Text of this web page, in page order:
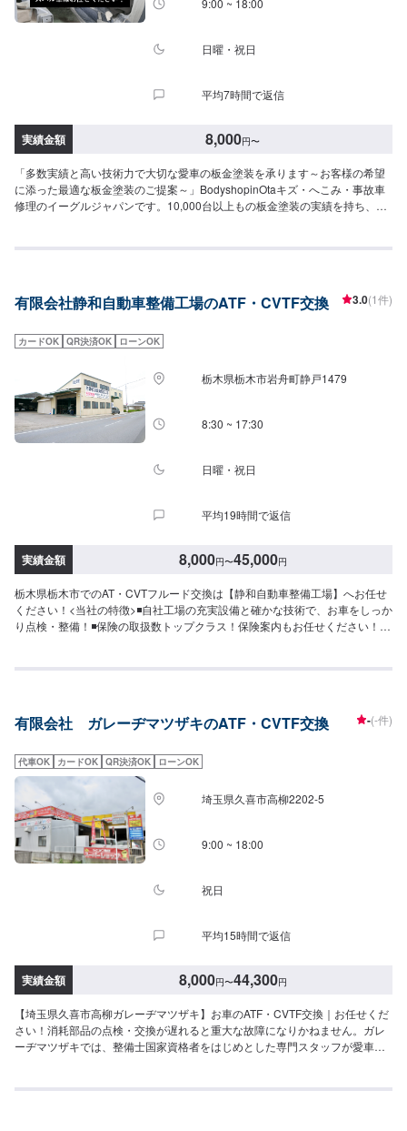
9:00 ~ 18:00
日曜・祝日
平均7時間で返信
実績金額 8,000円〜
「多数実績と高い技術力で大切な愛車の板金塗装を承ります～お客様の希望
に添った最適な板金塗装のご提案～」BodyshopinOtaキズ・へこみ・事故車
修理のイーグルジャパンです。10,000台以上もの板金塗装の実績を持ち、太
にお客様の大切な思い出を乗せた日常を彩る大切な相棒であり、熟練の職人
した上で、長年培った技術力を駆使して最適な方法のご提案をさせていただ
います。ぜひ、お問い合わせください！--------------------------------------------------
【1】オファーにてお問い合わせ【2】お見積り【3】お見積りにご納得いた
だければ作業開始【4】仕上がり次第納車-----納期について-----納期は通常1~2
日程度で納車となります。納期は前後する場合がございます。予め、ご了承
ください。-----パーツ持ち込みについて-----パーツの持ち込み可能です。オフ
ァーにて詳細をお願い致します。-----代車について-----無料の代車をご用意し
ています。お車の作業中は代車をご利用ください。※代車の燃料代はお客様に
くら様を過ぎ左手にMMM様の看板がある所を右折していただければ工場があ
スペースは事務所前の空いているスペースに駐車してください。受付はスタ
【定休日・営業時間】定休日：日曜日、祝日営業時間：9:00~18:00
有限会社静和自動車整備工場のATF・CVTF交換 3.0(1件)
カードOK QR決済OK ローンOK
栃木県栃木市岩舟町静戸1479
8:30 ~ 17:30
日曜・祝日
平均19時間で返信
実績金額 8,000円〜45,000円
栃木県栃木市でのAT・CVTフルード交換は【静和自動車整備工場】へお任せ
ください！<当社の特徴>◾自社工場の充実設備と確かな技術で、お車をしっか
り点検・整備！◾保険の取扱数トップクラス！保険案内もお任せください！◾
★お時間があまり取れない…などのご相談もお気軽にどうぞ！【1】オファー
車となります。納期は前後する場合がございます。予めご了承ください。-----
さい。※代車の燃料代はお客様にご負担いただいております。-----ご来店時の
注意、受付方法-----入庫の際はお気をつけてお越しください。駐車スペースは
事務所前の空いているスペースに駐車してください。受付はスタッフへ「メ
ンテモで予約しました」とお伝えください。ご案内いたします。【定休日・
営業時間】定休日：日曜日、祝日営業時間：8:30~17:30
有限会社 ガレーヂマツザキのATF・CVTF交換 -(-件)
代車OK カードOK QR決済OK ローンOK
埼玉県久喜市高柳2202-5
9:00 ~ 18:00
祝日
平均15時間で返信
実績金額 8,000円〜44,300円
【埼玉県久喜市高柳ガレーヂマツザキ】お車のATF・CVTF交換｜お任せくだ
さい！消耗部品の点検・交換が遅れると重大な故障になりかねません。ガレ
ーヂマツザキでは、整備士国家資格者をはじめとした専門スタッフが愛車の
安全衛生法に定められている教育を受けた整備士が整備を行っております。